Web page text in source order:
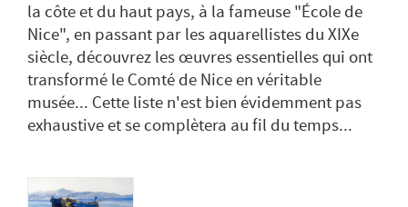
la côte et du haut pays, à la fameuse "École de
Nice", en passant par les aquarellistes du XIXe
siècle, découvrez les œuvres essentielles qui ont
transformé le Comté de Nice en véritable
musée... Cette liste n'est bien évidemment pas
exhaustive et se complètera au fil du temps...